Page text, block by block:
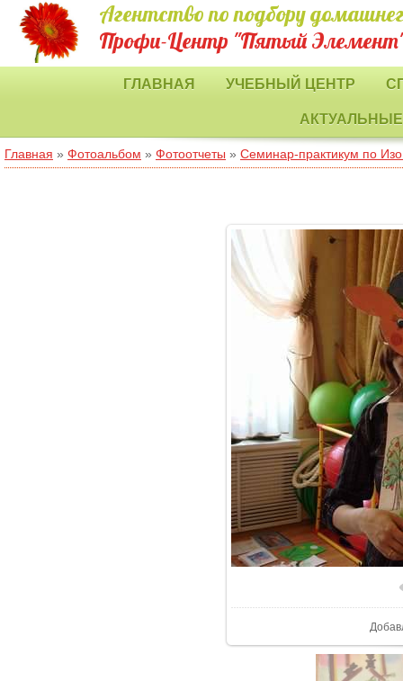
Агентство по подбору
Профи-Центр "Пятый
ГЛАВНАЯ УЧЕБНЫЙ ЦЕНТР
Главная » Фотоальбом » Фотоотчеты » Семинар-практикум по